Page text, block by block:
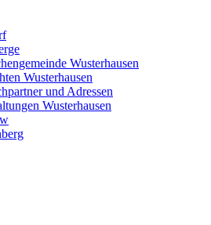
Wusterhausen
Wusterhausen
und Adressen
Wusterhausen